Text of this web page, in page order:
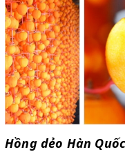
Hồng dẻo Hàn